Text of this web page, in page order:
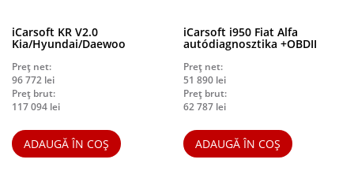
iCarsoft KR V2.0
Kia/Hyundai/Daewoo
Preț net:
96 772 lei
Preț brut:
117 094 lei
ADAUGĂ ÎN COȘ
iCarsoft i950 Fiat Alfa
autódiagnosztika +OBDII
Preț net:
51 890 lei
Preț brut:
62 787 lei
ADAUGĂ ÎN COȘ